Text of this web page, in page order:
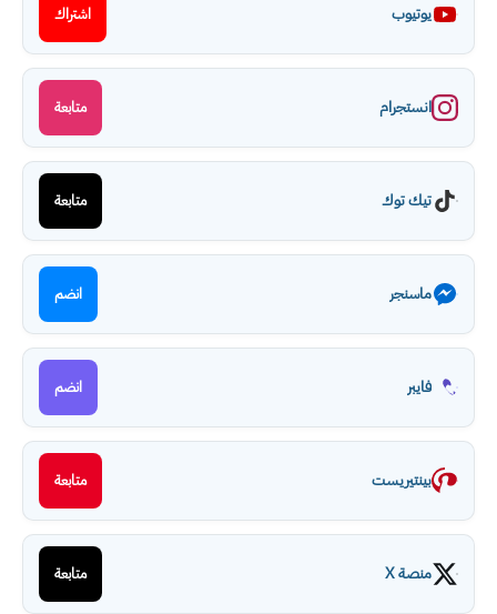
يوتيوب اشتراك
انستجرام متابعة
تيك توك متابعة
ماسنجر انضم
فايبر انضم
بينتيريست متابعة
منصة X متابعة